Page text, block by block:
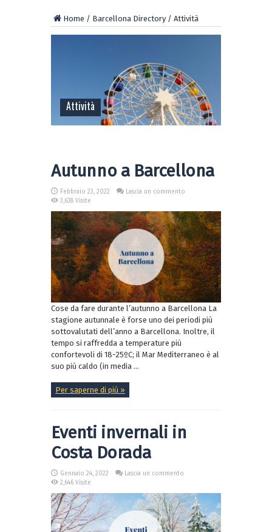
Home / Barcellona Directory/ Attività
Attività
Autunno a Barcellona
Febbraio 23, 2022
Lascia un commento
3,638 Visite
Cose da fare durante l’autunno a Barcellona La
stagione autunnale è forse uno dei periodi più
sottovalutati dell’anno a Barcellona. Inoltre, il
tempo si raffredda a temperature più
confortevoli di 18-25ºC; il Mar Mediterraneo è al
suo più caldo (in media ...
Per saperne di più »
Eventi invernali in
Costa Dorada
Gennaio 24, 2022
Lascia un commento
2,646 Visite